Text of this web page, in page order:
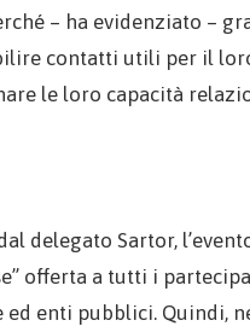
– ha evidenziato –
contatti utili per il
le loro capacità
delegato Sartor,
offerta a tutti i
enti pubblici. Quindi,